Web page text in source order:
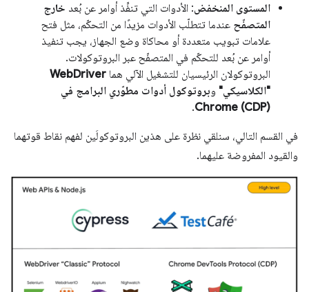
المستوى المنخفض: الأدوات التي تنفِّذ أوامر عن بُعد خارج
المتصفّح عندما تتطلّب الأدوات مزيدًا من التحكّم، مثل فتح
علامات تبويب متعددة أو محاكاة وضع الجهاز، يجب تنفيذ
أوامر عن بُعد للتحكّم في المتصفّح عبر البروتوكولات.
البروتوكولان الرئيسيان للتشغيل الآلي هما WebDriver
"الكلاسيكي" وبروتوكول أدوات مطوّري البرامج في
Chrome (CDP)
.
في القسم التالي، سنلقي نظرة على هذين البروتوكولَين لفهم نقاط قوتهما
والقيود المفروضة عليهما.